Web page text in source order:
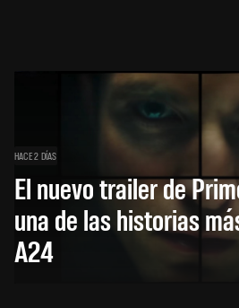
HACE 2 DÍAS
El nuevo trailer de
una de las historias
A24